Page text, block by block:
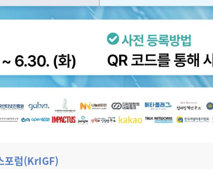
포럼(KrIGF)